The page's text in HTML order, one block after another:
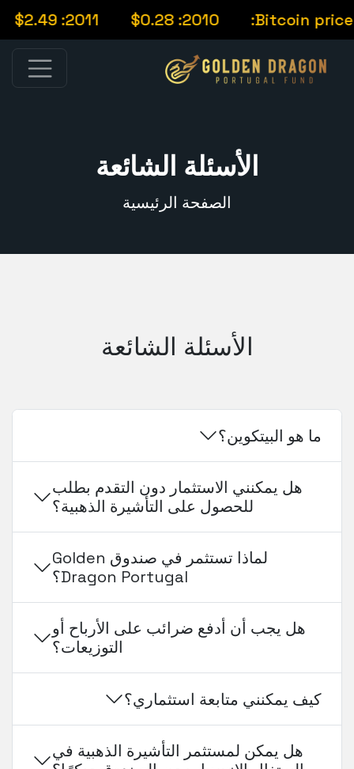
Bitcoin
2010: $0.28
2011: $2.49
الأسئلة الشائعة
الصفحة الرئيسية
الأسئلة الشائعة
ما هو البيتكوين؟
هل يمكنني الاستثمار دون التقدم بطلب
للحصول على التأشيرة الذهبية؟
لماذا تستثمر في صندوق Golden
Dragon Portugal؟
هل يجب أن أدفع ضرائب على الأرباح أو
التوزيعات؟
كيف يمكنني متابعة استثماري؟
هل يمكن لمستثمر التأشيرة الذهبية في